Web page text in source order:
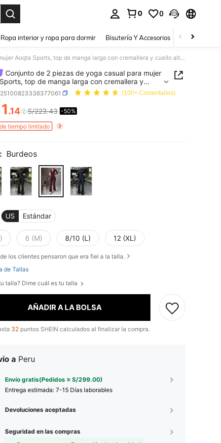
0 0
Ropa interior y ropa para dormir Bisutería Y Accesorios Zapatos
Conjunto de 2 piezas de yoga casual para mujer Aoqta Sports, top de manga larga con cremallera y cuello alto & pantalones acampanados de cintura alta y efecto estilizante, para yoga, correr, entrenamiento, uso diario
Conjunto de 2 piezas de yoga casual para mujer
top de manga larga con cremallera y
& pantalones acampanados de cintura alta y
para yoga, correr, entrenamiento, uso
(100+ Comentarios)
AND AVAILABILITY
.14 S/223.43 -50%
tiempo limitado
Burdeos
US Estándar
6 (M) 8/10 (L) 12 (XL)
de los clientes pensaron que era fiel a la talla.
de Tallas
talla? Dime cuál es tu talla
AÑADIR A LA BOLSA
32 puntos SHEIN calculados al finalizar la compra.
a Peru
Envío gratis(Pedidos ≥ S/299.00)
Entrega estimada: 7-15 Días laborables
Devoluciones aceptadas
Seguridad en las compras